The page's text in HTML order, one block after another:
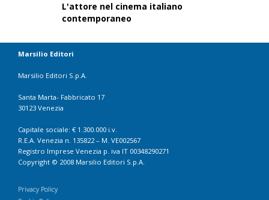
L'attore nel cinema italiano
contemporaneo
Marsilio Editori
Marsilio Editori S.p.A.
Santa Marta- Fabbricato 17
30123 Venezia
Capitale sociale: € 1.300.000 i.v.
R.E.A. Venezia n. 135822 – M. VE002567
Registro Imprese Venezia p. iva IT 00348290271
Copyright © 2008 Marsilio Editori S.p.A.
Privacy Policy